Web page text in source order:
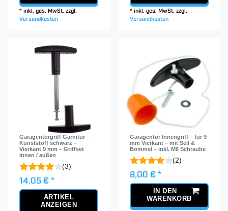
*inkl. ges. MwSt. zzgl.
Versandkosten
*inkl. ges. MwSt. zzgl.
Versandkosten
Garagentorgriff Garnitur –
Kunststoff schwarz –
Vierkant 9 mm – Griffset
innen / außen
(3)
14,05 € *
ARTIKEL
ANZEIGEN
Garagentor Innengriff – für 9
mm Vierkant – mit Seil &
Bommel – inkl. M6 Schraube
(2)
8,00 € *
IN DEN
WARENKORB